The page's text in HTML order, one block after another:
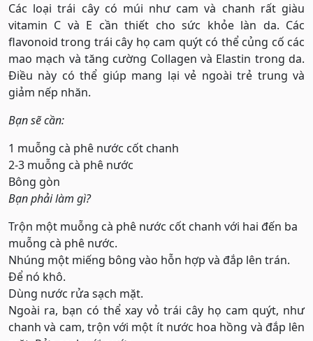
Các loại trái cây có múi như cam và chanh rất giàu
vitamin C và E cần thiết cho sức khỏe làn da. Các
flavonoid trong trái cây họ cam quýt có thể củng cố các
mao mạch và tăng cường Collagen và Elastin trong da.
Điều này có thể giúp mang lại vẻ ngoài trẻ trung và
giảm nếp nhăn.
Bạn sẽ cần:
1 muỗng cà phê nước cốt chanh
2-3 muỗng cà phê nước
Bông gòn
Bạn phải làm gì?
Trộn một muỗng cà phê nước cốt chanh với hai đến ba
muỗng cà phê nước.
Nhúng một miếng bông vào hỗn hợp và đắp lên trán.
Để nó khô.
Dùng nước rửa sạch mặt.
Ngoài ra, bạn có thể xay vỏ trái cây họ cam quýt, như
chanh và cam, trộn với một ít nước hoa hồng và đắp lên